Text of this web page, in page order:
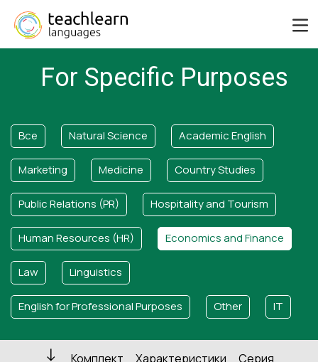
For Specific Purposes
Все Natural Science Academic English
Marketing Medicine Country Studies
Public Relations (PR) Hospitality and Tourism
Human Resources (HR) Economics and Finance
Law Linguistics
English for Professional Purposes Other IT
Комплект Характеристики Серия